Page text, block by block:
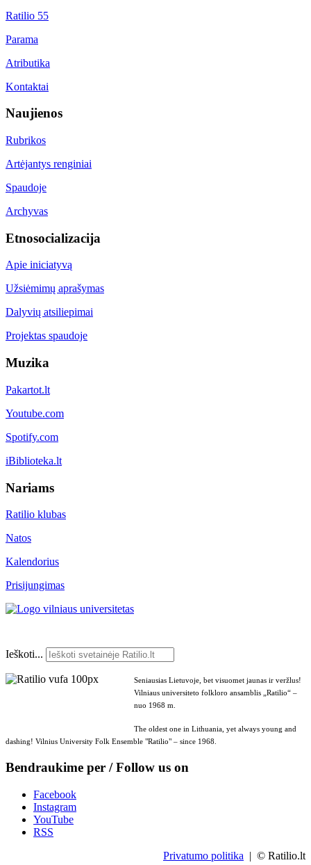
Ratilio 55
Parama
Atributika
Kontaktai
Naujienos
Rubrikos
Artėjantys renginiai
Spaudoje
Archyvas
Etnosocializacija
Apie iniciatyvą
Užsiėmimų aprašymas
Dalyvių atsiliepimai
Projektas spaudoje
Muzika
Pakartot.lt
Youtube.com
Spotify.com
iBiblioteka.lt
Nariams
Ratilio klubas
Natos
Kalendorius
Prisijungimas
Ieškoti...
Seniausias Lietuvoje, bet visuomet jaunas ir veržlus!
Vilniaus universiteto folkloro ansamblis „Ratilio“ –
nuo 1968 m.
The oldest one in Lithuania, yet always young and
dashing! Vilnius University Folk Ensemble "Ratilio" – since 1968.
Bendraukime per / Follow us on
Facebook
Instagram
YouTube
RSS
Privatumo politika | © Ratilio.lt